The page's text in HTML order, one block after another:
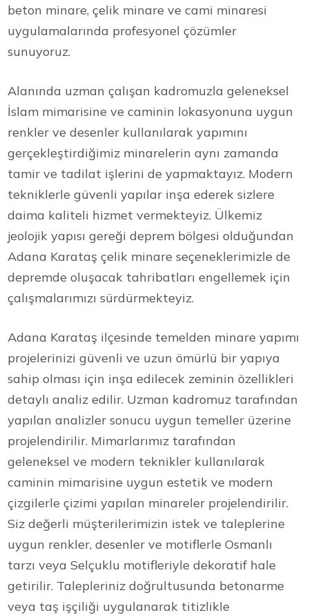
beton minare, çelik minare ve cami minaresi
uygulamalarında profesyonel çözümler
sunuyoruz.
Alanında uzman çalışan kadromuzla geleneksel
İslam mimarisine ve caminin lokasyonuna uygun
renkler ve desenler kullanılarak yapımını
gerçekleştirdiğimiz minarelerin aynı zamanda
tamir ve tadilat işlerini de yapmaktayız. Modern
tekniklerle güvenli yapılar inşa ederek sizlere
daima kaliteli hizmet vermekteyiz. Ülkemiz
jeolojik yapısı gereği deprem bölgesi olduğundan
Adana Karataş çelik minare seçeneklerimizle de
depremde oluşacak tahribatları engellemek için
çalışmalarımızı sürdürmekteyiz.
Adana Karataş ilçesinde temelden minare yapımı
projelerinizi güvenli ve uzun ömürlü bir yapıya
sahip olması için inşa edilecek zeminin özellikleri
detaylı analiz edilir. Uzman kadromuz tarafından
yapılan analizler sonucu uygun temeller üzerine
projelendirilir. Mimarlarımız tarafından
geleneksel ve modern teknikler kullanılarak
caminin mimarisine uygun estetik ve modern
çizgilerle çizimi yapılan minareler projelendirilir.
Siz değerli müşterilerimizin istek ve taleplerine
uygun renkler, desenler ve motiflerle Osmanlı
tarzı veya Selçuklu motifleriyle dekoratif hale
getirilir. Talepleriniz doğrultusunda betonarme
veya taş işçiliği uygulanarak titizlikle